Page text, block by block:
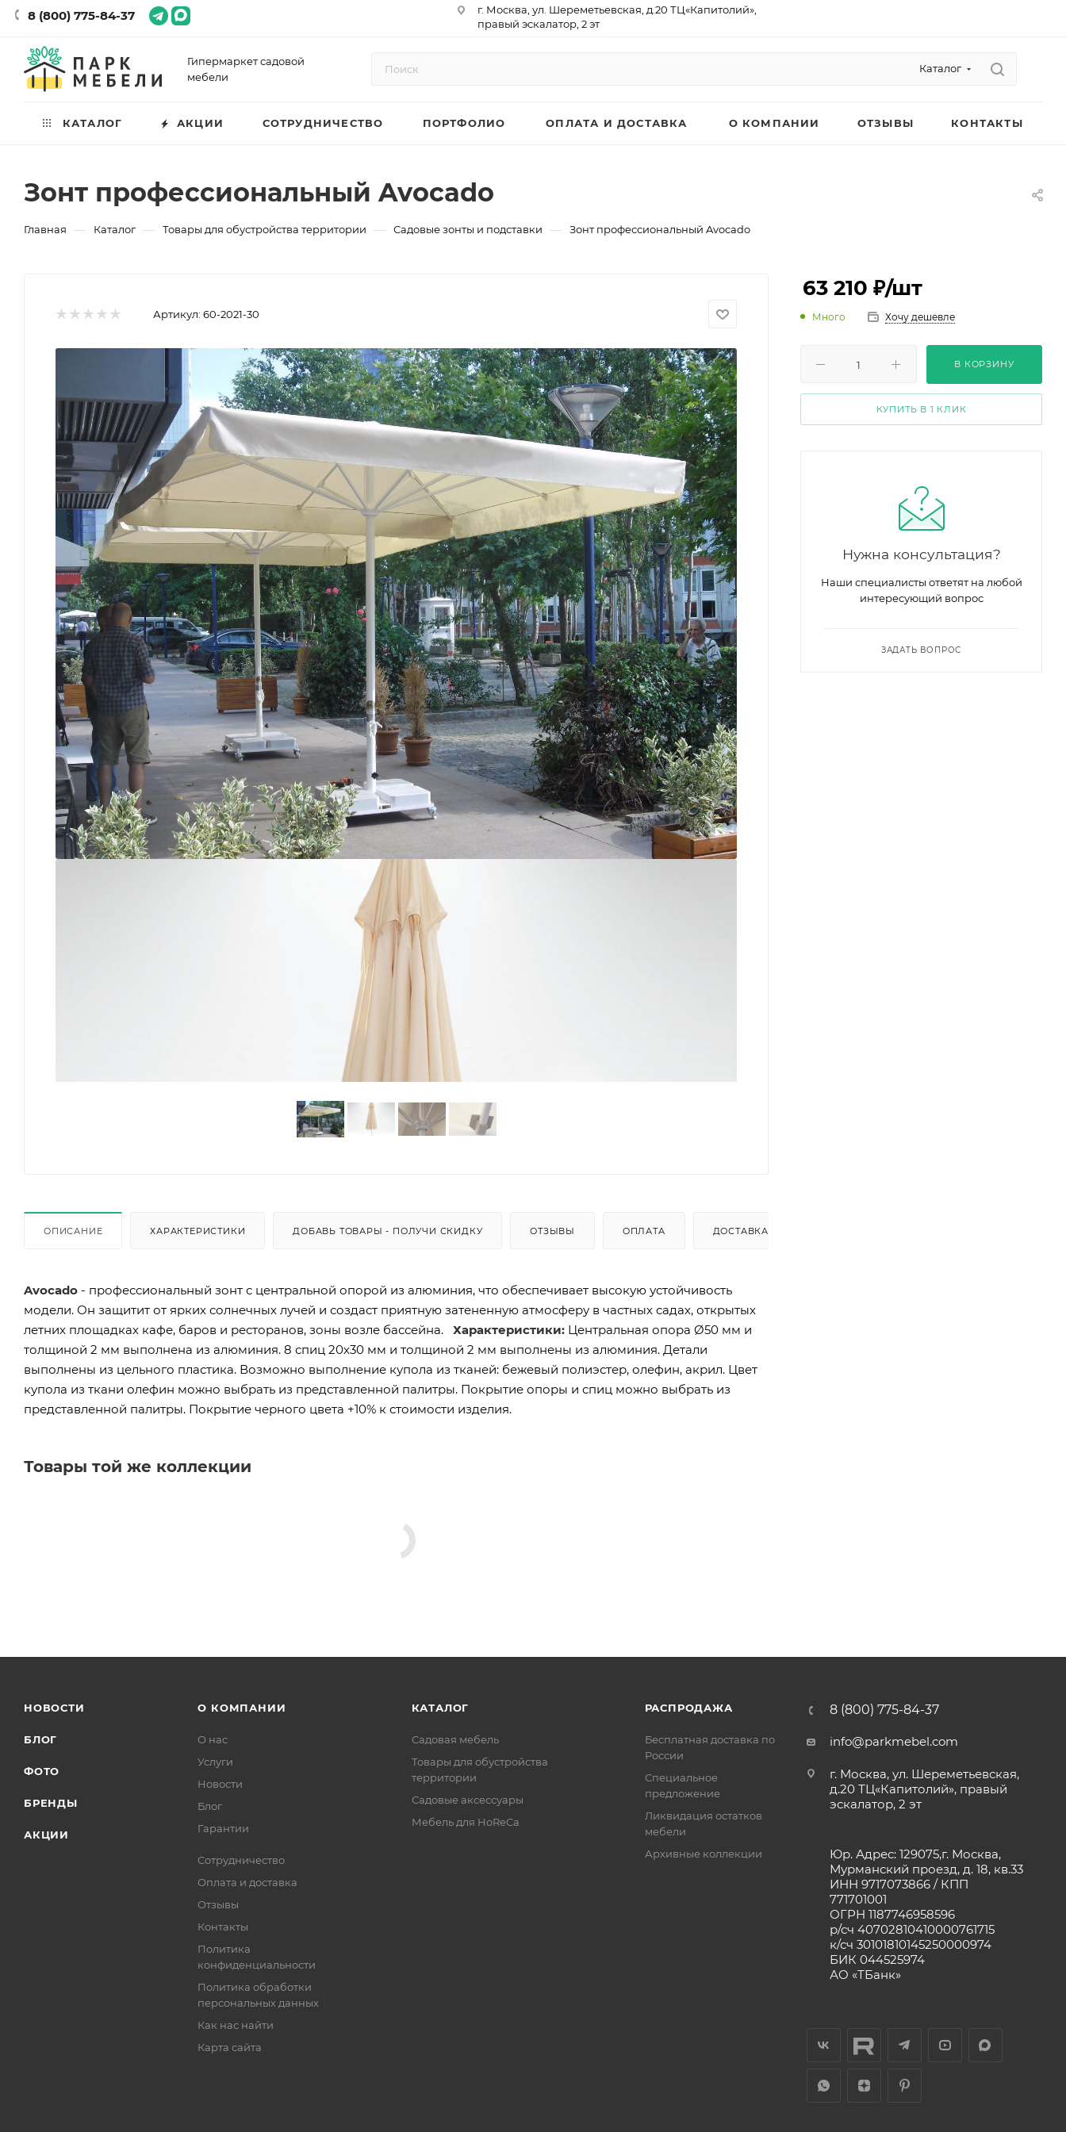
8 (800) 775-84-37
г. Москва, ул. Шереметьевская, д.20 ТЦ«Капитолий»,
правый эскалатор, 2 эт
р/сч 40702810410000761715
Гипермаркет садовой
мебели
Каталог
КАТАЛОГ АКЦИИ СОТРУДНИЧЕСТВО ПОРТФОЛИО ОПЛАТА И ДОСТАВКА О КОМПАНИИ ОТЗЫВЫ КОНТАКТЫ
Зонт профессиональный Avocado
Главная — Каталог — Товары для обустройства территории — Садовые зонты и подставки — Зонт профессиональный Avocado
Артикул: 60-2021-30
ОПИСАНИЕ ХАРАКТЕРИСТИКИ ДОБАВЬ ТОВАРЫ - ПОЛУЧИ СКИДКУ ОТЗЫВЫ ОПЛАТА ДОСТАВКА
Avocado - профессиональный зонт с центральной опорой из алюминия, что обеспечивает высокую устойчивость
модели. Он защитит от ярких солнечных лучей и создаст приятную затененную атмосферу в частных садах, открытых
летних площадках кафе, баров и ресторанов, зоны возле бассейна. Характеристики: Центральная опора Ø50 мм и
толщиной 2 мм выполнена из алюминия. 8 спиц 20х30 мм и толщиной 2 мм выполнены из алюминия. Детали
выполнены из цельного пластика. Возможно выполнение купола из тканей: бежевый полиэстер, олефин, акрил. Цвет
купола из ткани олефин можно выбрать из представленной палитры. Покрытие опоры и спиц можно выбрать из
представленной палитры. Покрытие черного цвета +10% к стоимости изделия.
Товары той же коллекции
63 210 ₽/шт
Много Хочу дешевле
В КОРЗИНУ
КУПИТЬ В 1 КЛИК
Нужна консультация?
Наши специалисты ответят на любой
интересующий вопрос
ЗАДАТЬ ВОПРОС
НОВОСТИ
БЛОГ
ФОТО
БРЕНДЫ
АКЦИИ
О КОМПАНИИ
О нас
Услуги
Новости
Блог
Гарантии
Сотрудничество
Оплата и доставка
Отзывы
Контакты
Политика
конфиденциальности
Политика обработки
персональных данных
Как нас найти
Карта сайта
КАТАЛОГ
Садовая мебель
Товары для обустройства
территории
Садовые аксессуары
Мебель для HoReCa
РАСПРОДАЖА
Бесплатная доставка по
России
Специальное
предложение
Ликвидация остатков
мебели
Архивные коллекции
8 (800) 775-84-37
info@parkmebel.com
г. Москва, ул. Шереметьевская,
д.20 ТЦ«Капитолий», правый
эскалатор, 2 эт
Юр. Адрес: 129075,г. Москва,
Мурманский проезд, д. 18, кв.33
ИНН 9717073866 / КПП
771701001
ОГРН 1187746958596
р/сч 40702810410000761715
к/сч 30101810145250000974
БИК 044525974
АО «ТБанк»